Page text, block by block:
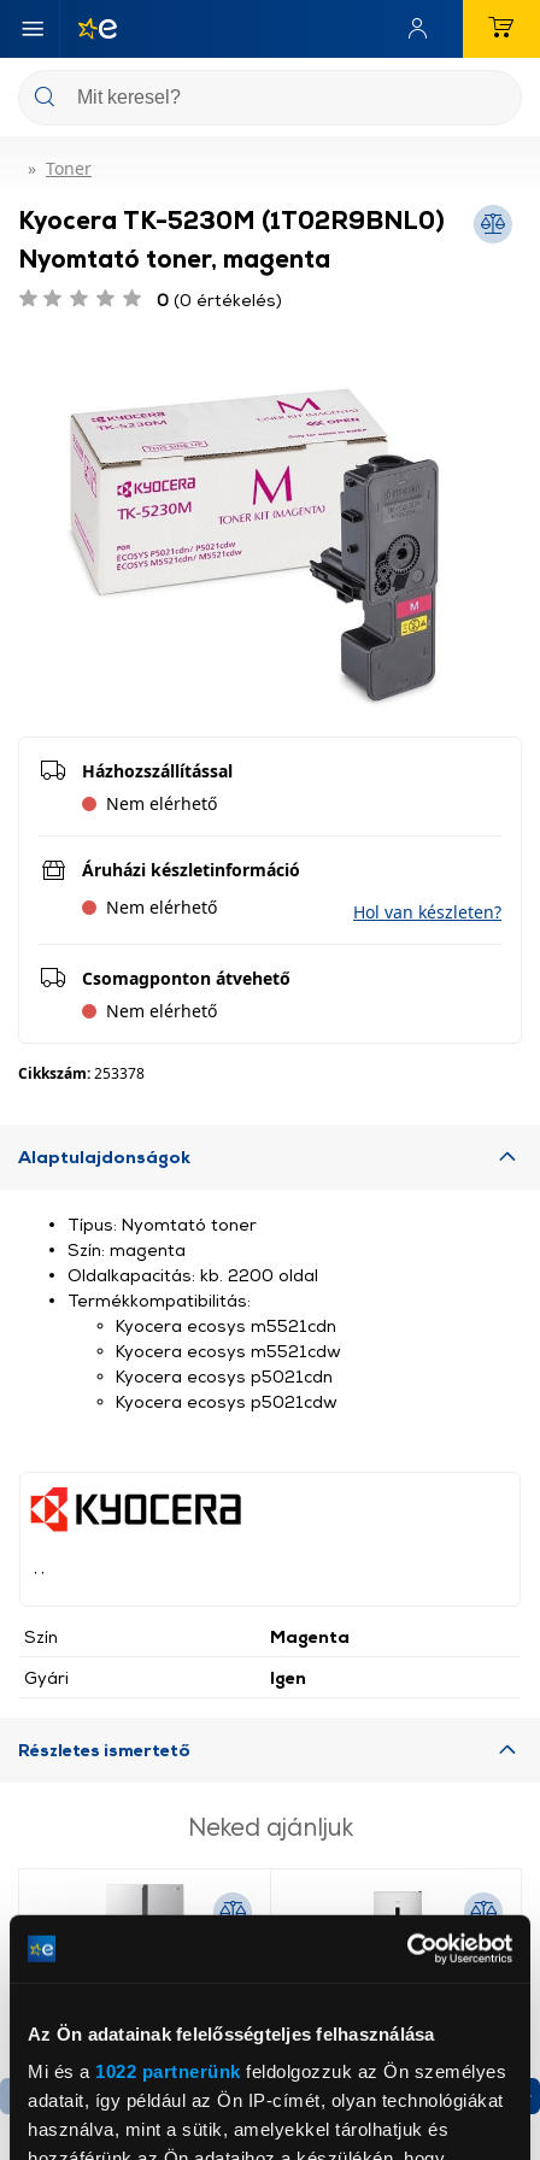
Az Ön adatainak felelősségteljes felhasználása
Mi és a 1022 partnerünk feldolgozzuk az Ön személyes
adatait, így például az Ön IP-címét, olyan technológiákat
használva, mint a sütik, amelyekkel tárolhatjuk és
Toner
Kyocera TK-5230M (1T02R9BNL0)
Nyomtató toner, magenta
0 (0 értékelés)
Házhozszállítással
Nem elérhető
Áruházi készletinformáció
Nem elérhető
Hol van készleten?
Csomagponton átvehető
Nem elérhető
Cikkszám:253378
Alaptulajdonságok
Szín
Magenta
Gyári
Igen
Típus: Nyomtató toner
Szín: magenta
Oldalkapacitás: kb. 2200 oldal
Termékkompatibilitás:
Kyocera ecosys m5521cdn
Kyocera ecosys m5521cdw
Kyocera ecosys p5021cdn
Kyocera ecosys p5021cdw
Részletes ismertető
Neked ajánljuk
Termék adatlap Termék adatlap